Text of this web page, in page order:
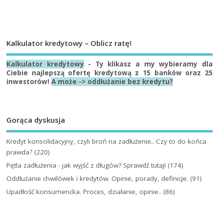
Kalkulator kredytowy – Oblicz ratę!
Kalkulator kredytowy - Ty klikasz a my wybieramy dla
Ciebie najlepszą ofertę kredytową z 15 banków oraz 25
inwestorów!A może -> oddłużanie bez kredytu?
Gorąca dyskusja
Kredyt konsolidacyjny, czyli broń na zadłużenie.. Czy to do końca
prawda? (220)
Pętla zadłużenia - jak wyjść z długów? Sprawdź tutaj! (174)
Oddłużanie chwilówek i kredytów. Opinie, porady, definicje. (91)
Upadłość konsumencka. Proces, działanie, opinie.. (86)